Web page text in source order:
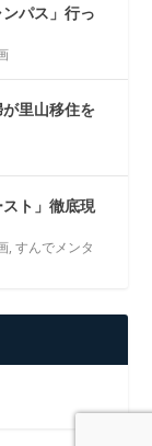
パス」行っ
里山移住を
スト」徹底現
,すんでメンタ